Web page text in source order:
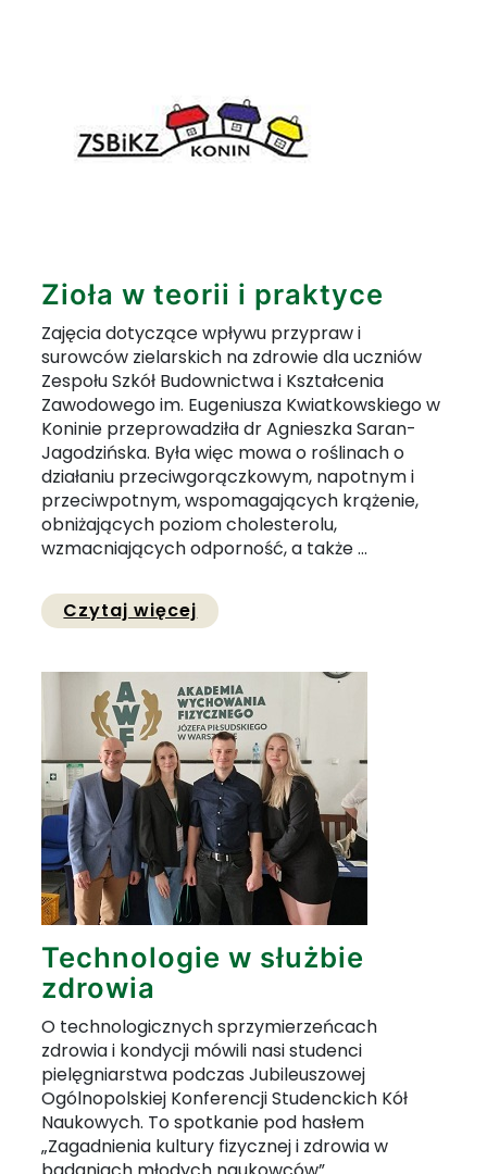
Zioła w teorii i praktyce
Zajęcia dotyczące wpływu przypraw i
surowców zielarskich na zdrowie dla uczniów
Zespołu Szkół Budownictwa i Kształcenia
Zawodowego im. Eugeniusza Kwiatkowskiego w
Koninie przeprowadziła dr Agnieszka Saran-
Jagodzińska. Była więc mowa o roślinach o
działaniu przeciwgorączkowym, napotnym i
przeciwpotnym, wspomagających krążenie,
obniżających poziom cholesterolu,
wzmacniających odporność, a także ...
Czytaj więcej Przejdź do pełnej
Technologie w służbie
zdrowia
O technologicznych sprzymierzeńcach
zdrowia i kondycji mówili nasi studenci
pielęgniarstwa podczas Jubileuszowej
Ogólnopolskiej Konferencji Studenckich Kół
Naukowych. To spotkanie pod hasłem
„Zagadnienia kultury fizycznej i zdrowia w